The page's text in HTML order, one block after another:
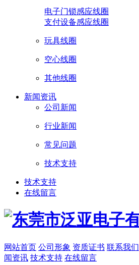
电子门锁感应线圈
支付设备感应线圈
玩具线圈
空心线圈
其他线圈
新闻资讯
公司新闻
行业新闻
常见问题
技术支持
技术支持
在线留言
网站首页 公司形象 资质证书 联系我们
闻资讯 技术支持 在线留言